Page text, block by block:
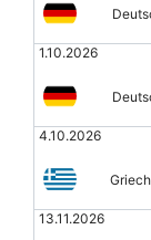
1.10.2026
4.10.2026
13.11.2026